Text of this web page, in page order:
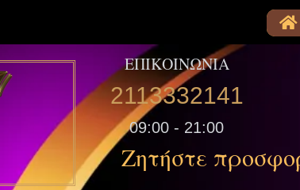
ΕΠΙΚΟΙΝΩΝΙΑ
2113332141
09:00 - 21:00
Ζητήστε